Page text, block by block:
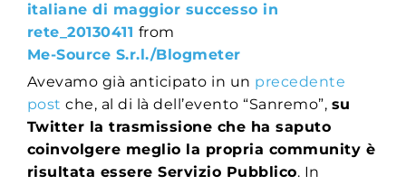
italiane di maggior successo in
rete_20130411 from
Me-Source S.r.l./Blogmeter
Avevamo già anticipato in un precedente
post che, al di là dell’evento “Sanremo”, su
Twitter la trasmissione che ha saputo
coinvolgere meglio la propria community è
risultata essere Servizio Pubblico. In